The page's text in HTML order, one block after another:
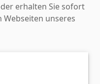
erhalten Sie sofort
unseres